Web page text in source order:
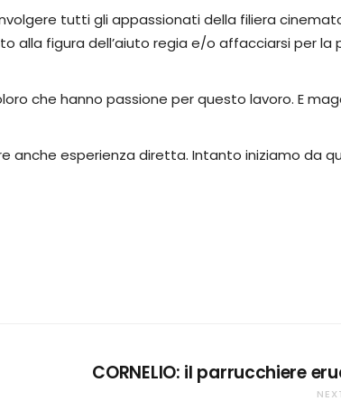
tutti gli appassionati della filiera
alla figura dell’aiuto regia e/o affacciarsi per la
che hanno passione per questo lavoro. E
anche esperienza diretta. Intanto iniziamo da
CORNELIO: il parrucchiere